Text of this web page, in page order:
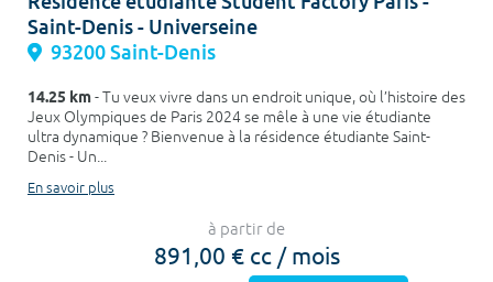
Saint-Denis - Universeine
93200 Saint-Denis
14.25 km- Tu veux vivre dans un endroit unique, où l’histoire des
Jeux Olympiques de Paris 2024 se mêle à une vie étudiante
ultra dynamique ? Bienvenue à la résidence étudiante Saint-
Denis - Un...
En savoir plus
à partir de
891,00 € cc / mois